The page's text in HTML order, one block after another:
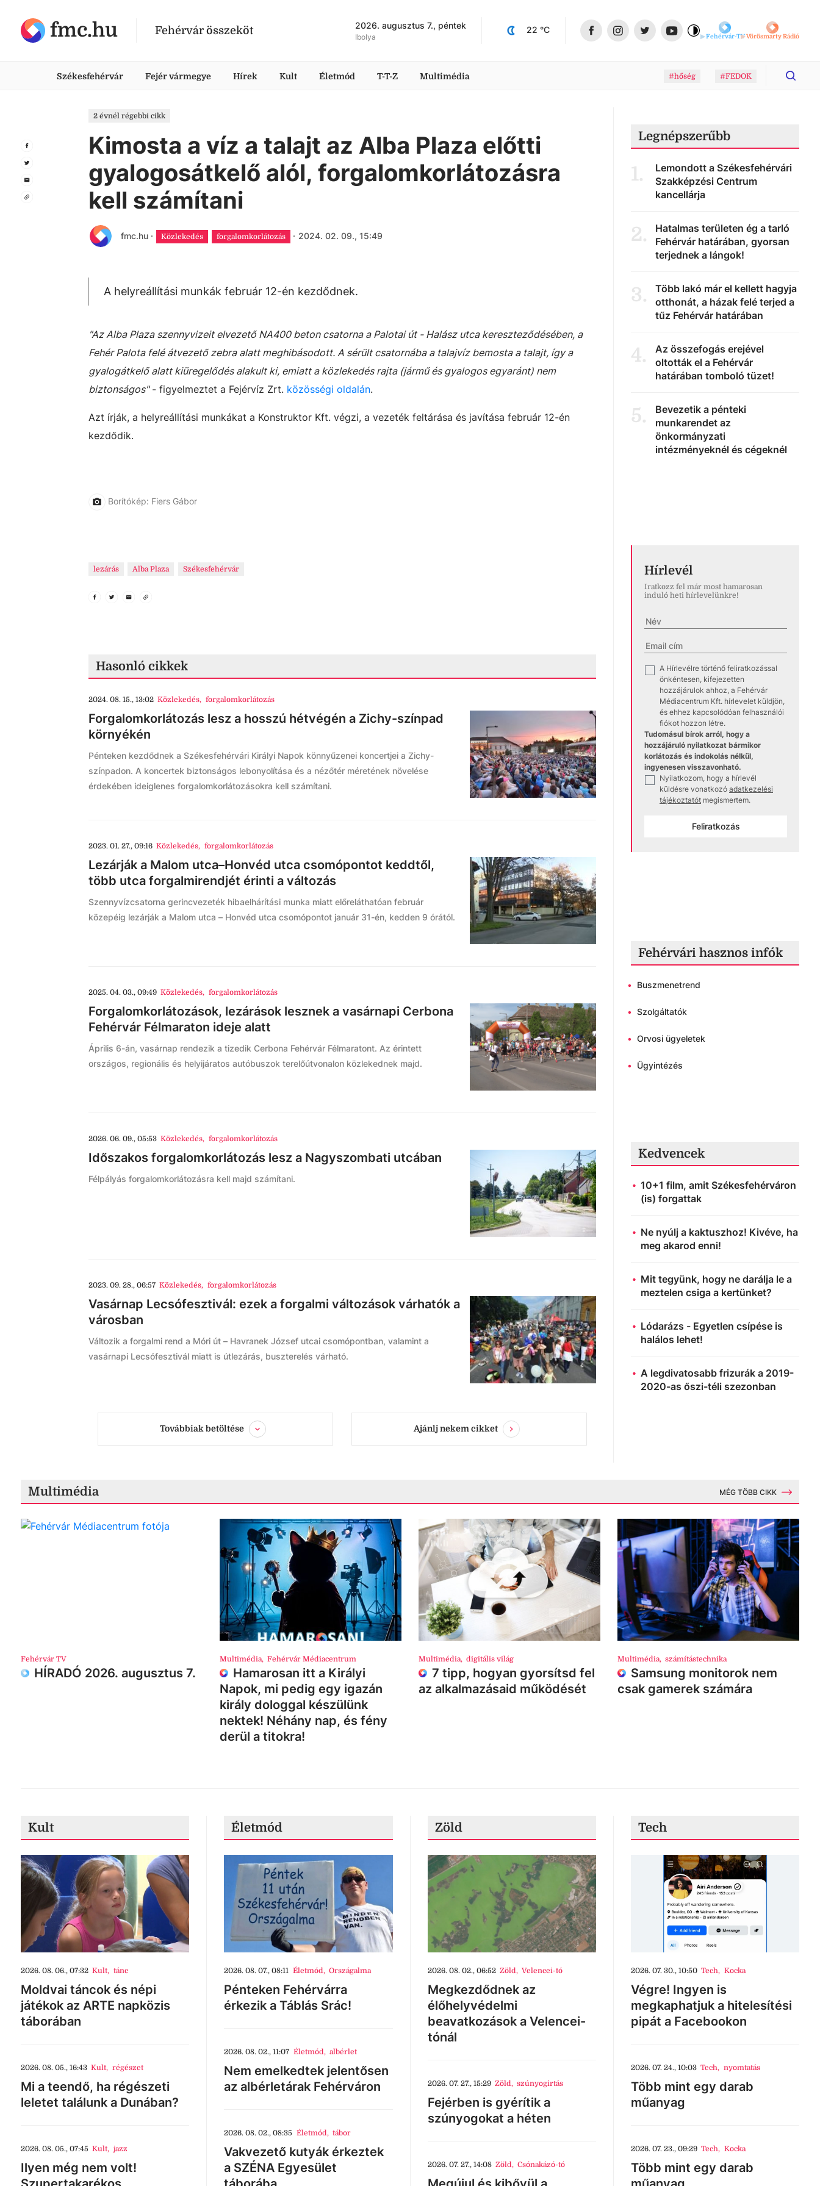
fmc.hu Fehérvár összeköt 2026. augusztus 7., péntek
Ibolya
22 °C
Fehérvár-TVVörösmarty Rádió
Székesfehérvár Fejér vármegye Hírek Kult Életmód T-T-Z Multimédia #hőség #FEDOK
2 évnél régebbi cikk
Kimosta a víz a talajt az Alba Plaza előtti
gyalogosátkelő alól, forgalomkorlátozásra
kell számítani
fmc.hu · Közlekedés forgalomkorlátozás · 2024. 02. 09., 15:49
A helyreállítási munkák február 12-én kezdődnek.
"Az Alba Plaza szennyvizeit elvezető NA400 beton csatorna a Palotai út - Halász utca kereszteződésében, a
Fehér Palota felé átvezető zebra alatt meghibásodott. A sérült csatornába a talajvíz bemosta a talajt, így a
gyalogátkelő alatt kiüregelődés alakult ki, emiatt a közlekedés rajta (jármű és gyalogos egyaránt) nem
biztonságos"- figyelmeztet a Fejérvíz Zrt. közösségi oldalán.
Azt írják, a helyreállítási munkákat a Konstruktor Kft. végzi, a vezeték feltárása és javítása február 12-én
kezdődik.
Borítókép: Fiers Gábor
lezárás Alba Plaza Székesfehérvár
Hasonló cikkek
2024. 08. 15., 13:02 Közlekedés, forgalomkorlátozás
Forgalomkorlátozás lesz a hosszú hétvégén a Zichy-színpad
környékén
Pénteken kezdődnek a Székesfehérvári Királyi Napok könnyűzenei koncertjei a Zichy-
színpadon. A koncertek biztonságos lebonyolítása és a nézőtér méretének növelése
érdekében ideiglenes forgalomkorlátozásokra kell számítani.
2023. 01. 27., 09:16 Közlekedés, forgalomkorlátozás
Lezárják a Malom utca–Honvéd utca csomópontot keddtől,
több utca forgalmirendjét érinti a változás
Szennyvízcsatorna gerincvezeték hibaelhárítási munka miatt előreláthatóan február
közepéig lezárják a Malom utca – Honvéd utca csomópontot január 31-én, kedden 9 órától.
2025. 04. 03., 09:49 Közlekedés, forgalomkorlátozás
Forgalomkorlátozások, lezárások lesznek a vasárnapi Cerbona
Fehérvár Félmaraton ideje alatt
Április 6-án, vasárnap rendezik a tizedik Cerbona Fehérvár Félmaratont. Az érintett
országos, regionális és helyijáratos autóbuszok terelőútvonalon közlekednek majd.
2026. 06. 09., 05:53 Közlekedés, forgalomkorlátozás
Időszakos forgalomkorlátozás lesz a Nagyszombati utcában
Félpályás forgalomkorlátozásra kell majd számítani.
2023. 09. 28., 06:57 Közlekedés, forgalomkorlátozás
Vasárnap Lecsófesztivál: ezek a forgalmi változások várhatók a
városban
Változik a forgalmi rend a Móri út – Havranek József utcai csomópontban, valamint a
vasárnapi Lecsófesztivál miatt is útlezárás, buszterelés várható.
Továbbiak betöltése Ajánlj nekem cikket
Legnépszerűbb
1.
Lemondott a Székesfehérvári
Szakképzési Centrum
kancellárja
2.
Hatalmas területen ég a tarló
Fehérvár határában, gyorsan
terjednek a lángok!
3.
Több lakó már el kellett hagyja
otthonát, a házak felé terjed a
tűz Fehérvár határában
4.
Az összefogás erejével
oltották el a Fehérvár
határában tomboló tüzet!
5.
Bevezetik a pénteki
munkarendet az
önkormányzati
intézményeknél és cégeknél
Hírlevél
Iratkozz fel már most hamarosan
induló heti hírlevelünkre!
✓
A Hírlevélre történő feliratkozással
önkéntesen, kifejezetten
hozzájárulok ahhoz, a Fehérvár
Médiacentrum Kft. hírlevelet küldjön,
és ehhez kapcsolódóan felhasználói
fiókot hozzon létre.
Tudomásul bírok arról, hogy a
hozzájáruló nyilatkozat bármikor
korlátozás és indokolás nélkül,
ingyenesen visszavonható.
✓
Nyilatkozom, hogy a hírlevél
küldésre vonatkozó adatkezelési
tájékoztatót megismertem.
Feliratkozás
Fehérvári hasznos infók
• Buszmenetrend
• Szolgáltatók
• Orvosi ügyeletek
• Ügyintézés
Kedvencek
10+1 film, amit Székesfehérváron
(is) forgattak
Ne nyúlj a kaktuszhoz! Kivéve, ha
meg akarod enni!
Mit tegyünk, hogy ne darálja le a
meztelen csiga a kertünket?
Lódarázs - Egyetlen csípése is
halálos lehet!
A legdivatosabb frizurák a 2019-
2020-as őszi-téli szezonban
Multimédia MÉG TÖBB CIKK
Fehérvár TV
HÍRADÓ 2026. augusztus 7.
Multimédia, Fehérvár Médiacentrum
Hamarosan itt a Királyi
Napok, mi pedig egy igazán
király dologgal készülünk
nektek! Néhány nap, és fény
derül a titokra!
Multimédia, digitális világ
7 tipp, hogyan gyorsítsd fel
az alkalmazásaid működését
Multimédia, számítástechnika
Samsung monitorok nem
csak gamerek számára
Kult
2026. 08. 06., 07:32 Kult, tánc
Moldvai táncok és népi
játékok az ARTE napközis
táborában
2026. 08. 05., 16:43 Kult, régészet
Mi a teendő, ha régészeti
leletet találunk a Dunában?
2026. 08. 05., 07:45 Kult, jazz
Ilyen még nem volt!
Életmód
2026. 08. 07., 08:11 Életmód, Országalma
Pénteken Fehérvárra
érkezik a Táblás Srác!
2026. 08. 02., 11:07 Életmód, albérlet
Nem emelkedtek jelentősen
az albérletárak Fehérváron
2026. 08. 02., 08:35 Életmód, tábor
Vakvezető kutyák érkeztek
a SZÉNA Egyesület
Zöld
2026. 08. 02., 06:52 Zöld, Velencei-tó
Megkezdődnek az
élőhelyvédelmi
beavatkozások a Velencei-
tónál
2026. 07. 27., 15:29 Zöld, szúnyogirtás
Fejérben is gyérítik a
szúnyogokat a héten
2026. 07. 27., 14:08 Zöld, Csónakázó-tó
Tech
2026. 07. 30., 10:50 Tech, Kocka
Végre! Ingyen is
megkaphatjuk a hitelesítési
pipát a Facebookon
2026. 07. 24., 10:03 Tech, nyomtatás
Több mint egy darab
műanyag
2026. 07. 23., 09:29 Tech, Kocka
Több mint egy darab